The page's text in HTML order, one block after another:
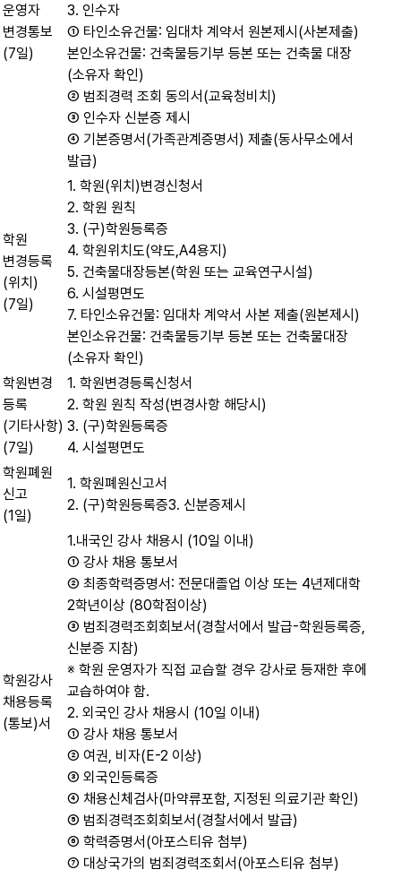
운영자
변경통보
(7일)
3. 인수자
① 타인소유건물: 임대차 계약서 원본제시(사본제출)
본인소유건물: 건축물등기부 등본 또는 건축물 대장
(소유자 확인)
② 범죄경력 조회 동의서(교육청비치)
③ 인수자 신분증 제시
④ 기본증명서(가족관계증명서) 제출(동사무소에서
발급)
학원
변경등록
(위치)
(7일)
1. 학원(위치)변경신청서
2. 학원 원칙
3. (구)학원등록증
4. 학원위치도(약도,A4용지)
5. 건축물대장등본(학원 또는 교육연구시설)
6. 시설평면도
7. 타인소유건물: 임대차 계약서 사본 제출(원본제시)
본인소유건물: 건축물등기부 등본 또는 건축물대장
(소유자 확인)
학원변경
등록
(기타사항)
(7일)
1. 학원변경등록신청서
2. 학원 원칙 작성(변경사항 해당시)
3. (구)학원등록증
4. 시설평면도
학원폐원
신고
(1일)
1. 학원폐원신고서
2. (구)학원등록증3. 신분증제시
학원강사
채용등록
(통보)서
1.내국인 강사 채용시 (10일 이내)
① 강사 채용 통보서
② 최종학력증명서: 전문대졸업 이상 또는 4년제대학
2학년이상 (80학점이상)
③ 범죄경력조회회보서(경찰서에서 발급-학원등록증,
신분증 지참)
※ 학원 운영자가 직접 교습할 경우 강사로 등재한 후에
교습하여야 함.
2. 외국인 강사 채용시 (10일 이내)
① 강사 채용 통보서
② 여권, 비자(E-2 이상)
③ 외국인등록증
④ 채용신체검사(마약류포함, 지정된 의료기관 확인)
⑤ 범죄경력조회회보서(경찰서에서 발급)
⑥ 학력증명서(아포스티유 첨부)
⑦ 대상국가의 범죄경력조회서(아포스티유 첨부)